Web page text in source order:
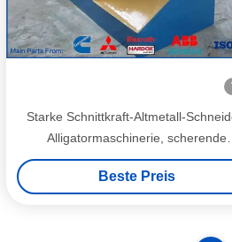
Starke Schnittkraft-Altmetall-
Alligatormaschinerie, scherende
Stahlmaschine des Schrott-
Beste Preis